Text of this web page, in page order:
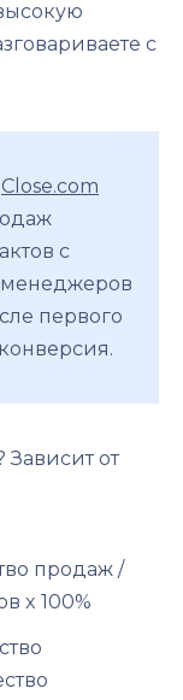
с
Close.com
с
менеджеров
первого
Зависит от
продаж /
x 100%